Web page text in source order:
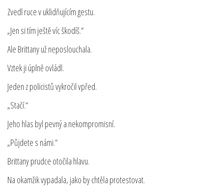
Zvedl ruce v uklidňujícím gestu.
„Jen si tím ještě víc škodíš.“
Ale Brittany už neposlouchala.
Vztek ji úplně ovládl.
Jeden z policistů vykročil vpřed.
„Stačí.“
Jeho hlas byl pevný a nekompromisní.
„Půjdete s námi.“
Brittany prudce otočila hlavu.
Na okamžik vypadala, jako by chtěla protestovat.